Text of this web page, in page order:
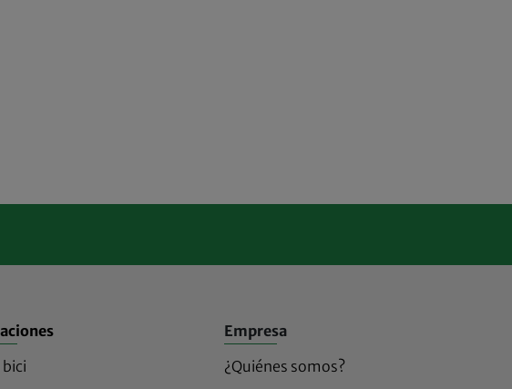
bici
Empresa
¿Quiénes somos?